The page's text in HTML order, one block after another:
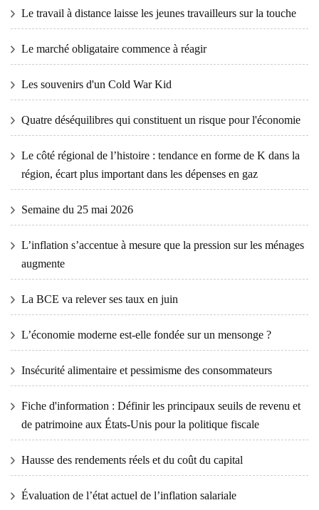
Le travail à distance laisse les jeunes travailleurs sur la touche
Le marché obligataire commence à réagir
Les souvenirs d'un Cold War Kid
Quatre déséquilibres qui constituent un risque pour l'économie
Le côté régional de l’histoire : tendance en forme de K dans la
région, écart plus important dans les dépenses en gaz
Semaine du 25 mai 2026
L’inflation s’accentue à mesure que la pression sur les ménages
augmente
La BCE va relever ses taux en juin
L’économie moderne est-elle fondée sur un mensonge ?
Insécurité alimentaire et pessimisme des consommateurs
Fiche d'information : Définir les principaux seuils de revenu et
de patrimoine aux États-Unis pour la politique fiscale
Hausse des rendements réels et du coût du capital
Évaluation de l’état actuel de l’inflation salariale